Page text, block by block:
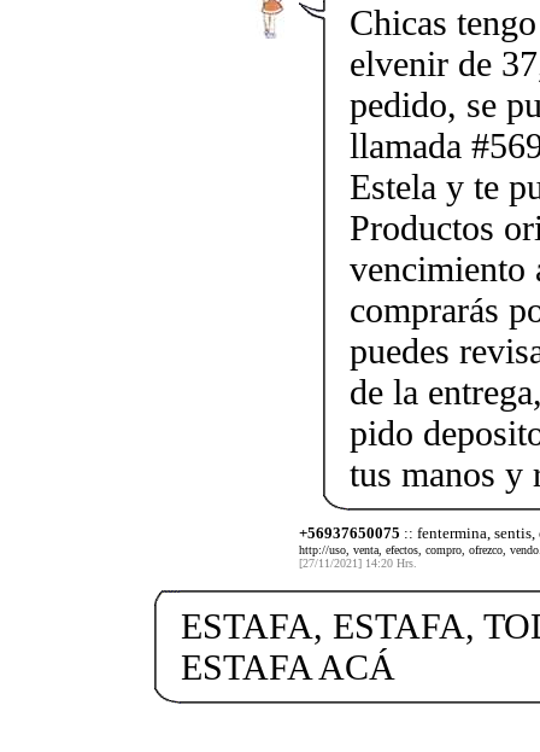
Chicas
elvenir de
pedido, se
llamada
Estela y te
Productos
vencimiento
comprarás
puedes
de la
pido
tus manos y
+56937650075 :: fentermina,
http://uso, venta, efectos, compro, ofrezco,
[27/11/2021] 14:20 Hrs.
ESTAFA, ESTAFA,
ESTAFA ACÁ